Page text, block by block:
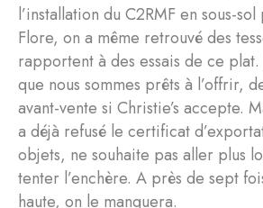
l’installation du C2RMF en sous-
Flore, on a même retrouvé des
rapportent à des essais de ce
que nous sommes prêts à l’offrir,
avant-vente si Christie’s accepte.
a déjà refusé le certificat
objets, ne souhaite pas aller plus
tenter l’enchère. A près de sept
haute, on le manquera.